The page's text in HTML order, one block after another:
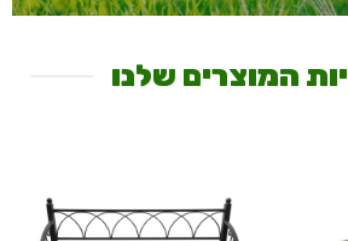
המוצרים שלנו